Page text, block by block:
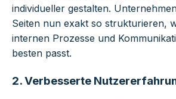
individueller gestalten.
Seiten nun exakt so strukturieren,
internen Prozesse und
besten passt.
2. Verbesserte